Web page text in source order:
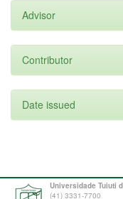
Advisor
Contributor
Date issued
Universidade Tuiuti
(41) 3331-7700